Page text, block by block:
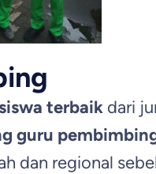
terbaik dari
guru
dan regional